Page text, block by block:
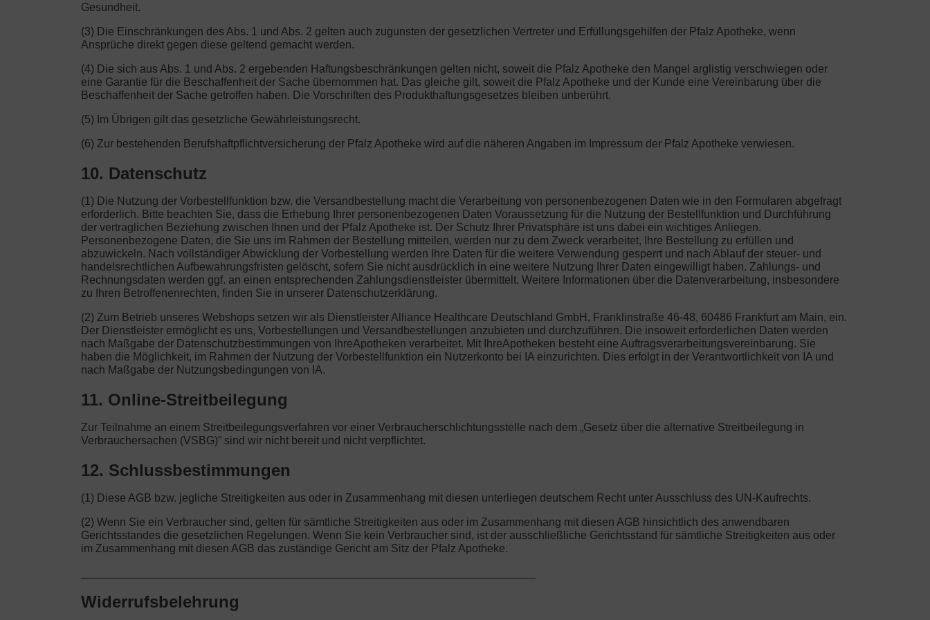
Gesundheit.
(3) Die Einschränkungen des Abs. 1 und Abs. 2 gelten auch zugunsten der gesetzlichen Vertreter und Erfüllungsgehilfen der Pfalz Apotheke, wenn
Ansprüche direkt gegen diese geltend gemacht werden.
(4) Die sich aus Abs. 1 und Abs. 2 ergebenden Haftungsbeschränkungen gelten nicht, soweit die Pfalz Apotheke den Mangel arglistig verschwiegen oder
eine Garantie für die Beschaffenheit der Sache übernommen hat. Das gleiche gilt, soweit die Pfalz Apotheke und der Kunde eine Vereinbarung über die
Beschaffenheit der Sache getroffen haben. Die Vorschriften des Produkthaftungsgesetzes bleiben unberührt.
(5) Im Übrigen gilt das gesetzliche Gewährleistungsrecht.
(6) Zur bestehenden Berufshaftpflichtversicherung der Pfalz Apotheke wird auf die näheren Angaben im Impressum der Pfalz Apotheke verwiesen.
10. Datenschutz
(1) Die Nutzung der Vorbestellfunktion bzw. die Versandbestellung macht die Verarbeitung von personenbezogenen Daten wie in den Formularen abgefragt
erforderlich. Bitte beachten Sie, dass die Erhebung Ihrer personenbezogenen Daten Voraussetzung für die Nutzung der Bestellfunktion und Durchführung
der vertraglichen Beziehung zwischen Ihnen und der Pfalz Apotheke ist. Der Schutz Ihrer Privatsphäre ist uns dabei ein wichtiges Anliegen.
Personenbezogene Daten, die Sie uns im Rahmen der Bestellung mitteilen, werden nur zu dem Zweck verarbeitet, Ihre Bestellung zu erfüllen und
abzuwickeln. Nach vollständiger Abwicklung der Vorbestellung werden Ihre Daten für die weitere Verwendung gesperrt und nach Ablauf der steuer- und
handelsrechtlichen Aufbewahrungsfristen gelöscht, sofern Sie nicht ausdrücklich in eine weitere Nutzung Ihrer Daten eingewilligt haben. Zahlungs- und
Rechnungsdaten werden ggf. an einen entsprechenden Zahlungsdienstleister übermittelt. Weitere Informationen über die Datenverarbeitung, insbesondere
zu Ihren Betroffenenrechten, finden Sie in unserer Datenschutzerklärung.
(2) Zum Betrieb unseres Webshops setzen wir als Dienstleister Alliance Healthcare Deutschland GmbH, Franklinstraße 46-48, 60486 Frankfurt am Main, ein.
Der Dienstleister ermöglicht es uns, Vorbestellungen und Versandbestellungen anzubieten und durchzuführen. Die insoweit erforderlichen Daten werden
nach Maßgabe der Datenschutzbestimmungen von IhreApotheken verarbeitet. Mit IhreApotheken besteht eine Auftragsverarbeitungsvereinbarung. Sie
haben die Möglichkeit, im Rahmen der Nutzung der Vorbestellfunktion ein Nutzerkonto bei IA einzurichten. Dies erfolgt in der Verantwortlichkeit von IA und
nach Maßgabe der Nutzungsbedingungen von IA.
11. Online-Streitbeilegung
Zur Teilnahme an einem Streitbeilegungsverfahren vor einer Verbraucherschlichtungsstelle nach dem „Gesetz über die alternative Streitbeilegung in
Verbrauchersachen (VSBG)” sind wir nicht bereit und nicht verpflichtet.
12. Schlussbestimmungen
(1) Diese AGB bzw. jegliche Streitigkeiten aus oder in Zusammenhang mit diesen unterliegen deutschem Recht unter Ausschluss des UN-Kaufrechts.
(2) Wenn Sie ein Verbraucher sind, gelten für sämtliche Streitigkeiten aus oder im Zusammenhang mit diesen AGB hinsichtlich des anwendbaren
Gerichtsstandes die gesetzlichen Regelungen. Wenn Sie kein Verbraucher sind, ist der ausschließliche Gerichtsstand für sämtliche Streitigkeiten aus oder
im Zusammenhang mit diesen AGB das zuständige Gericht am Sitz der Pfalz Apotheke.
Widerrufsbelehrung